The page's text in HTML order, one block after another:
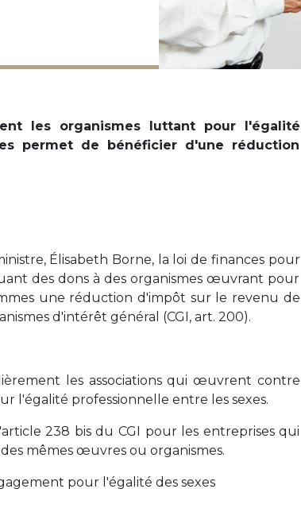
les organismes luttant pour l'égalité
permet de bénéficier d'une réduction
Élisabeth Borne, la loi de finances pour
des dons à des organismes œuvrant pour
une réduction d'impôt sur le revenu de
d'intérêt général (CGI, art. 200).
les associations qui œuvrent contre
l'égalité professionnelle entre les sexes.
238 bis du CGI pour les entreprises qui
mêmes œuvres ou organismes.
pour l'égalité des sexes